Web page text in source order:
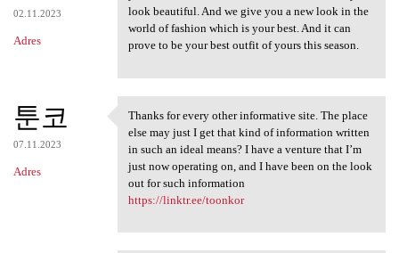
02.11.2023
Adres
look beautiful. And we give you a new look in the
world of fashion which is your best. And it can
prove to be your best outfit of yours this season.
툰코
07.11.2023
Adres
Thanks for every other
Thanks for every other informative site. The place
else may just I get that kind of information written
in such an ideal means? I have a venture that I’m
just now operating on, and I have been on the look
out for such information
https://linktr.ee/toonkor